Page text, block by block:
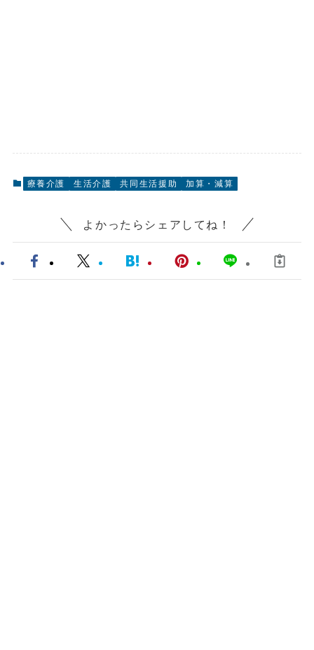
療養介護 生活介護 共同生活援助 加算・減算
よかったらシェアしてね！